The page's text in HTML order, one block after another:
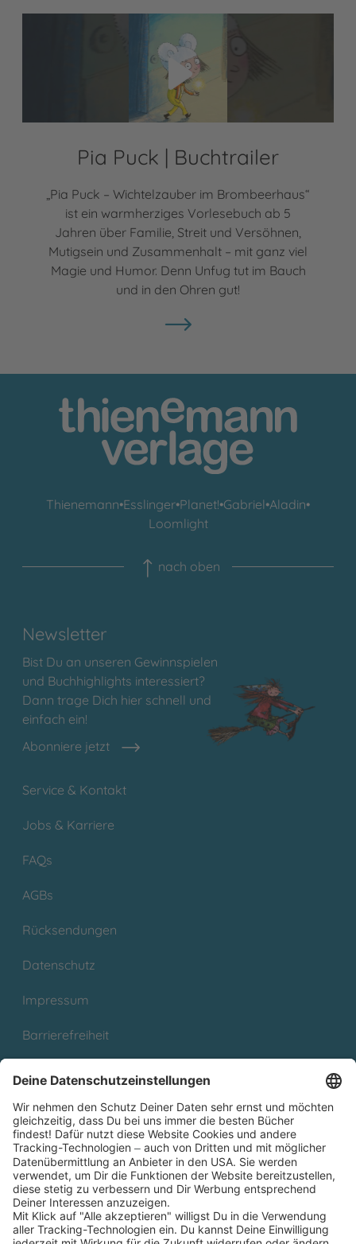
Pia Puck | Buchtrailer
„Pia Puck – Wichtelzauber im Brombeerhaus“
ist ein warmherziges Vorlesebuch ab 5
Jahren über Familie, Streit und Versöhnen,
Mutigsein und Zusammenhalt – mit ganz viel
Magie und Humor. Denn Unfug tut im Bauch
und in den Ohren gut!
Thienemann•Esslinger•Planet!•Gabriel•Aladin•
Loomlight
nach oben
Newsletter
Bist Du an unseren Gewinnspielen
und Buchhighlights interessiert?
Dann trage Dich hier schnell und
einfach ein!
Abonniere jetzt
Service & Kontakt
Jobs & Karriere
FAQs
AGBs
Rücksendungen
Datenschutz
Impressum
Barrierefreiheit
Partnerprogramm (Affiliate)
Folge uns auf